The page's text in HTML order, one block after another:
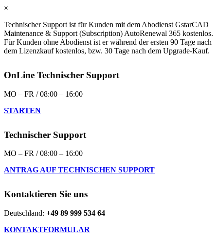
×
Technischer Support ist für Kunden mit dem Abodienst GstarCAD
Maintenance & Support (Subscription) AutoRenewal 365 kostenlos.
Für Kunden ohne Abodienst ist er während der ersten 90 Tage nach
dem Lizenzkauf kostenlos, bzw. 30 Tage nach dem Upgrade-Kauf.
OnLine Technischer Support
MO – FR / 08:00 – 16:00
STARTEN
Technischer Support
MO – FR / 08:00 – 16:00
ANTRAG AUF TECHNISCHEN SUPPORT
Kontaktieren Sie uns
Deutschland: +49 89 999 534 64
KONTAKTFORMULAR